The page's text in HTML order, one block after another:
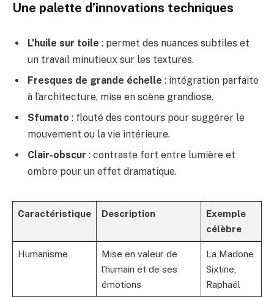
Une palette d’innovations techniques
L’huile sur toile : permet des nuances subtiles et
un travail minutieux sur les textures.
Fresques de grande échelle : intégration parfaite
à l’architecture, mise en scène grandiose.
Sfumato : flouté des contours pour suggérer le
mouvement ou la vie intérieure.
Clair-obscur : contraste fort entre lumière et
ombre pour un effet dramatique.
Caractéristique Description
Exemple
célèbre
Humanisme
Mise en valeur de
l’humain et de ses
émotions
La Madone
Sixtine,
Raphaël